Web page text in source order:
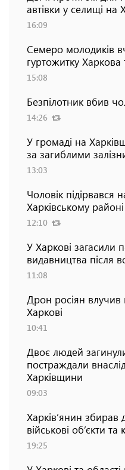
автівки у селищі на
16:09
Семеро молодиків
гуртожитку
15:08
Безпілотник вбив
14:26
У громаді на
за загиблими
13:03
Чоловік підірвався
Харківському районі
12:10
У Харкові загасили
видавництва після
11:08
Дрон росіян влучив
Харкові
10:41
Двоє людей
постраждали
Харківщини
09:03
Харків’янин збирав
військові об’єкти
19:25